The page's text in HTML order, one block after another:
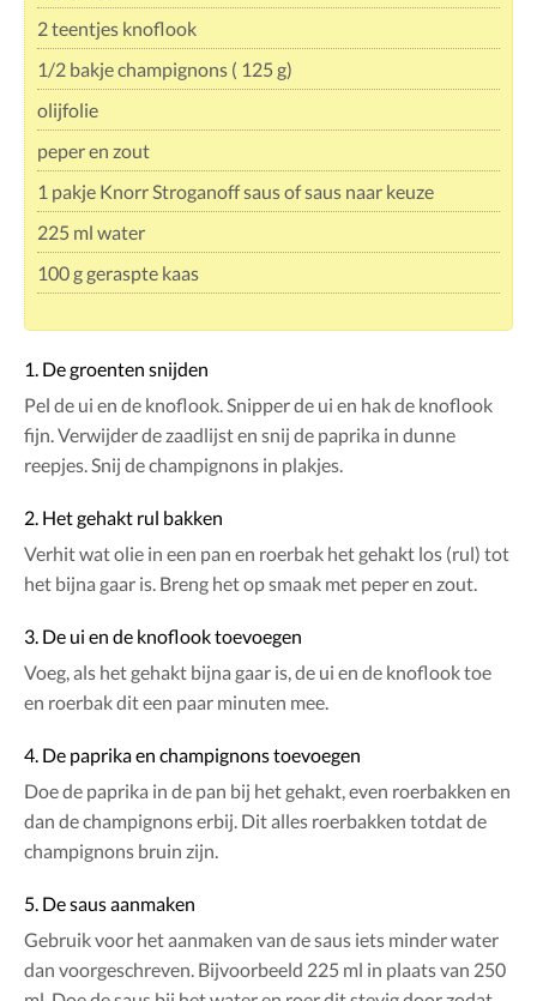
2 teentjes knoflook
1/2 bakje champignons ( 125 g)
olijfolie
peper en zout
1 pakje Knorr Stroganoff saus of saus naar keuze
225 ml water
100 g geraspte kaas
1. De groenten snijden
Pel de ui en de knoflook. Snipper de ui en hak de knoflook
fijn. Verwijder de zaadlijst en snij de paprika in dunne
reepjes. Snij de champignons in plakjes.
2. Het gehakt rul bakken
Verhit wat olie in een pan en roerbak het gehakt los (rul) tot
het bijna gaar is. Breng het op smaak met peper en zout.
3. De ui en de knoflook toevoegen
Voeg, als het gehakt bijna gaar is, de ui en de knoflook toe
en roerbak dit een paar minuten mee.
4. De paprika en champignons toevoegen
Doe de paprika in de pan bij het gehakt, even roerbakken en
dan de champignons erbij. Dit alles roerbakken totdat de
champignons bruin zijn.
5. De saus aanmaken
Gebruik voor het aanmaken van de saus iets minder water
dan voorgeschreven. Bijvoorbeeld 225 ml in plaats van 250